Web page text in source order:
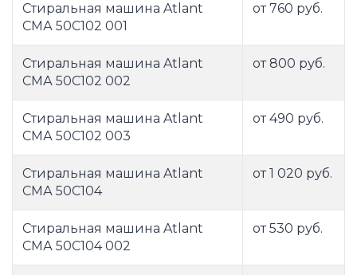
Стиральная машина Atlant
СМА 50С102 001
от 760 руб.
Стиральная машина Atlant
СМА 50С102 002
от 800 руб.
Стиральная машина Atlant
СМА 50С102 003
от 490 руб.
Стиральная машина Atlant
СМА 50С104
от 1 020 руб.
Стиральная машина Atlant
СМА 50С104 002
от 530 руб.